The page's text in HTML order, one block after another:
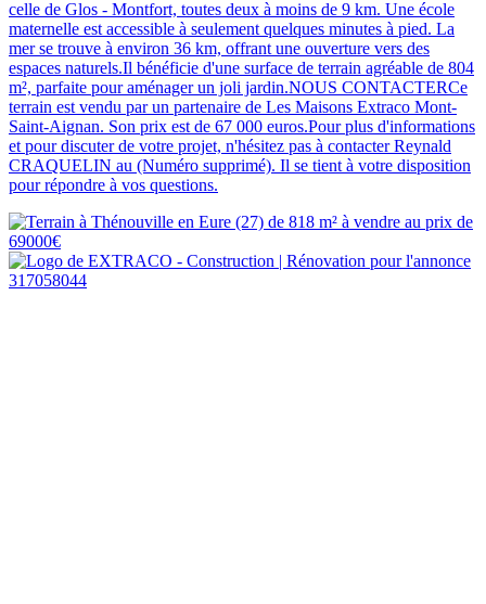
celle de Glos - Montfort, toutes deux à moins de 9 km. Une école
maternelle est accessible à seulement quelques minutes à pied. La
mer se trouve à environ 36 km, offrant une ouverture vers des
espaces naturels.Il bénéficie d'une surface de terrain agréable de 804
m², parfaite pour aménager un joli jardin.NOUS CONTACTERCe
terrain est vendu par un partenaire de Les Maisons Extraco Mont-
Saint-Aignan. Son prix est de 67 000 euros.Pour plus d'informations
et pour discuter de votre projet, n'hésitez pas à contacter Reynald
CRAQUELIN au (Numéro supprimé). Il se tient à votre disposition
pour répondre à vos questions.